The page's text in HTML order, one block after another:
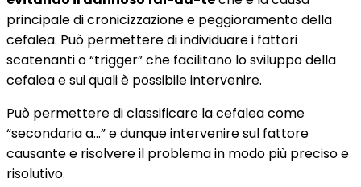
principale di cronicizzazione e peggioramento della
cefalea. Può permettere di individuare i fattori
scatenanti o “trigger” che facilitano lo sviluppo della
cefalea e sui quali è possibile intervenire.
Può permettere di classificare la cefalea come
“secondaria a…” e dunque intervenire sul fattore
causante e risolvere il problema in modo più preciso e
risolutivo.